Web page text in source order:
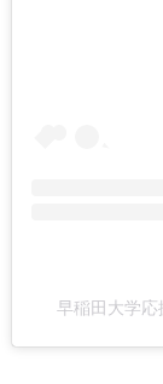
早稲田大学応